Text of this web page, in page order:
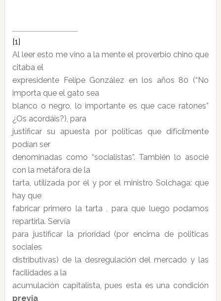
[1]
Al leer esto me vino a la mente el proverbio chino que
citaba el
expresidente Felipe González en los años 80 (“No
importa que el gato sea
blanco o negro, lo importante es que cace ratones”
¿Os acordáis?), para
justificar su apuesta por políticas que difícilmente
podían ser
denominadas como “socialistas”. También lo asocié
con la metáfora de la
tarta, utilizada por él y por el ministro Solchaga: que
hay que
fabricar primero la tarta , para que luego podamos
repartirla. Servía
para justificar la prioridad (por encima de politicas
sociales
distributivas) de la desregulación del mercado y las
facilidades a la
acumulación capitalista, pues esta es una condición
previa